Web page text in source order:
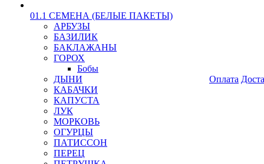
01.1 СЕМЕНА (БЕЛЫЕ ПАКЕТЫ)
АРБУЗЫ
БАЗИЛИК
БАКЛАЖАНЫ
ГОРОХ
Бобы
ДЫНИ
КАБАЧКИ
КАПУСТА
ЛУК
МОРКОВЬ
ОГУРЦЫ
ПАТИССОН
ПЕРЕЦ
Оплата